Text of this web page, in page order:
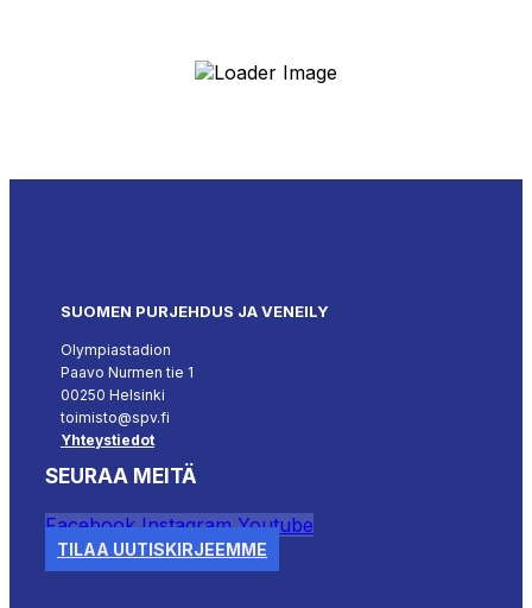
SUOMEN PURJEHDUS JA VENEILY
Olympiastadion
Paavo Nurmen tie 1
00250 Helsinki
toimisto@spv.fi
Yhteystiedot
SEURAA MEITÄ
Facebook Instagram Youtube
TILAA UUTISKIRJEEMME